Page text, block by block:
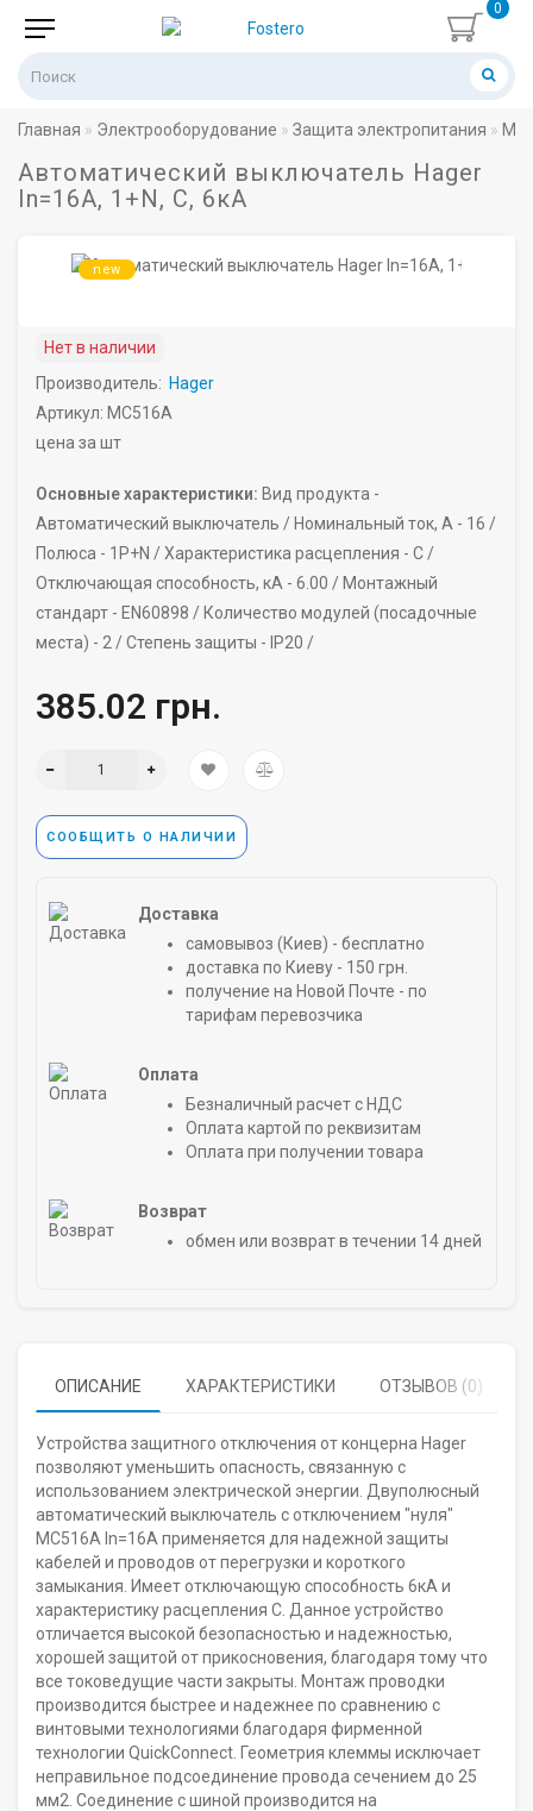
0
Главная Электрооборудование Защита электропитания
Автоматический выключатель Hager
In=16A, 1+N, C, 6кА
new
Нет в наличии
Производитель: Hager
Артикул: MC516A
цена за шт
Основные характеристики: Вид продукта -
Автоматический выключатель / Номинальный ток, A - 16 /
Полюса - 1P+N /Характеристика расцепления - C /
Отключающая способность, кА - 6.00 / Монтажный
стандарт - EN60898 / Количество модулей (посадочные
места) - 2 /Степень защиты - IP20 /
385.02 грн.
СООБЩИТЬ О НАЛИЧИИ
Доставка
самовывоз (Киев) - бесплатно
доставка по Киеву - 150 грн.
получение на Новой Почте - по
тарифам перевозчика
Оплата
Безналичный расчет с НДС
Оплата картой по реквизитам
Оплата при получении товара
Возврат
обмен или возврат в течении 14 дней
ОПИСАНИЕ ХАРАКТЕРИСТИКИ ОТЗЫВОВ (0)
Устройства защитного отключения от концерна Hager
позволяют уменьшить опасность, связанную с
использованием электрической энергии. Двуполюсный
автоматический выключатель с отключением "нуля"
MC516A In=16A применяется для надежной защиты
кабелей и проводов от перегрузки и короткого
замыкания. Имеет отключающую способность 6кА и
характеристику расцепления C. Данное устройство
отличается высокой безопасностью и надежностью,
хорошей защитой от прикосновения, благодаря тому что
все токоведущие части закрыты. Монтаж проводки
производится быстрее и надежнее по сравнению с
винтовыми технологиями благодаря фирменной
технологии QuickConnect. Геометрия клеммы исключает
неправильное подсоединение провода сечением до 25
мм2. Соединение с шиной производится на